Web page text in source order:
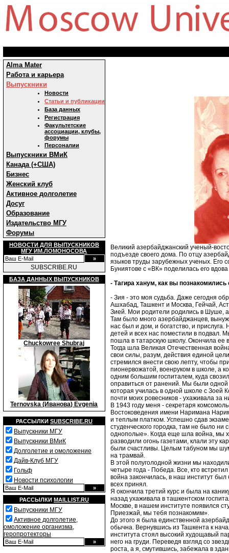
Alma Mater
Работа и карьера
Выпускники
Новости
Статьи и публикации
База данных
Регистрация
Факультетские
ассоциации, клубы,
форумы
Персоналии
Выпускники ВМиК
Канада (+США)
Бизнес
Женский клуб
Активное долголетие
Досуг
Образование
Издательство МГУ
Форумы
НОВОСТИ ДЛЯ ВЫПУСКНИКОВ
МГУ ИМ.ЛОМОНОСОВА
SUBSCRIBE.RU
БАЗА ДАННЫХ ВЫПУСКНИКОВ
Chuckowree Shubraj
Ternovska (Иванова) Evgenia
РАССЫЛКИ SUBSCRIBE.RU
Выпускники МГУ
Выпускники ВМиК
Долголетие и омоложение
Дайв-Клуб МГУ
Гольф
Новости психологии
РАССЫЛКИ MAILLIST.RU
Выпускники МГУ
Активное долголетие,
омоложение организма,
геропротекторы
Великий азербайджанский ученый-
подъезде своего дома. По отцу
языков труды зарубежных ученых. Его
Буниятове с «ВК» поделилась его
- Тагира ханум, как вы
- Зия - это моя судьба. Даже сегодня
Ашхабад, Ташкент и Москва, Гейчай,
Зией. Мои родители родились в Шуше,
Там было много азербайджанцев,
нас был и дом, и богатство, и
детей и всех нас поместили в подвал.
пошла в татарскую школу. Окончила ее
Тогда шла Великая Отечественная
свои силы, разум, действия единой
стремился внести свою лепту, чтобы
пионервожатой, военруком в школе, а
одним большим госпиталем, куда
оправиться от ранений. Мы были одной
которая училась в одной школе с Зоей
почти моих ровесников - ухаживала за
В 1943 году меня - секретаря
Востоковедения имени Наримана
и теплым платком. Успешно сдав
студенческого городка, там не было
однополые». Когда еще шла война, мы
разводили огонь газетами, клали эту
были счастливы. Целым табуном мы
на трамвай.
В этой полуголодной жизни мы
четыре года - Победа. Все, кто
война закончилась, в наш институт был
всех принял.
Я окончила третий курс и была на
назад ухаживала в ташкентском
Москве, в нашем институте появился
Приезжай, мы тебя познакомим».
До этого я была единственной
обычна. Вернувшись из Ташкента к
института стоял высокий худощавый
него на груди. Переведя взгляд со
роста, а я, смутившись, забежала в